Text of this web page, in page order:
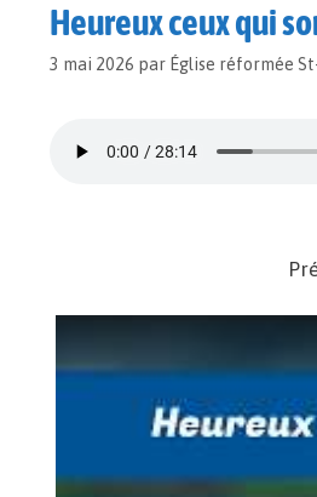
Heureux ceux qui
3 mai 2026 par Église réformée